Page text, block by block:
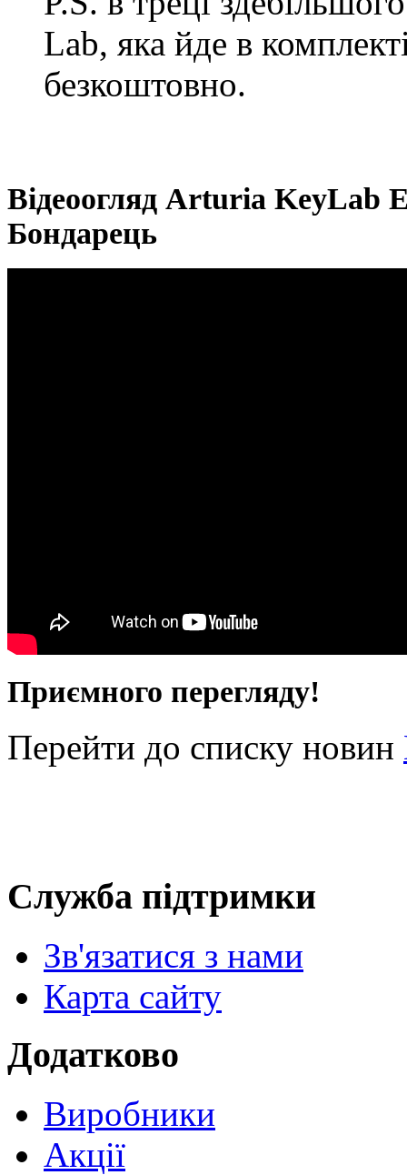
Lab, яка йде в
безкоштовно.
Відеоогляд Arturia KeyLab
Бондарець
Приємного перегляду!
Перейти до списку новин
Служба підтримки
Зв'язатися з нами
Карта сайту
Додатково
Виробники
Акції